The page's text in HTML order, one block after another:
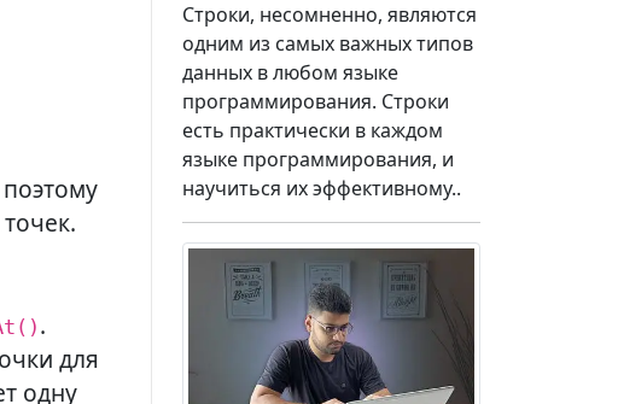
.
для
одну
Строки, несомненно, являются
одним из самых важных типов
данных в любом языке
программирования. Строки
есть практически в каждом
языке программирования, и
научиться их эффективному..